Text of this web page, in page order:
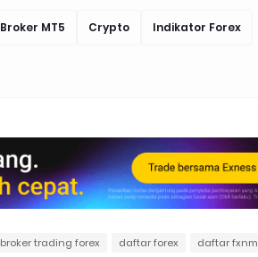
Broker MT5 Crypto Indikator Forex
broker trading forex daftar forex
daftar fxnm